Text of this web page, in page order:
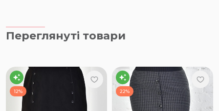
Переглянуті товари
12% 22%